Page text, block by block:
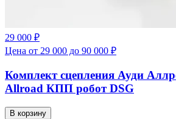
29 000 ₽
Цена от 29 000 до 90 000 ₽
Комплект сцепления Ауди
Allroad КПП робот DSG
В корзину